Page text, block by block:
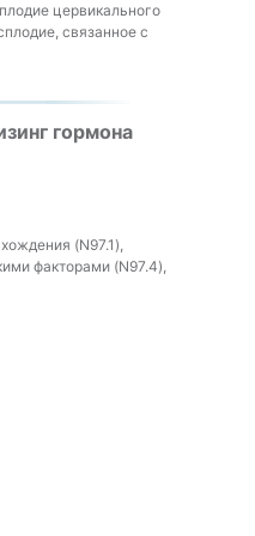
цервикального
связанное с
гормона
(N97.1),
факторами (N97.4),